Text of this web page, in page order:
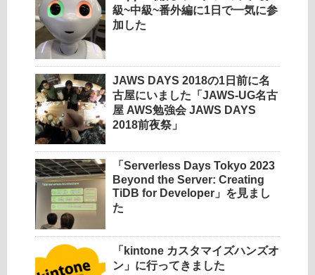
級~中級~番外編に1日で一気に参
加した
JAWS DAYS 2018の1日前に名
古屋にいました「JAWS-UG名古
屋 AWS勉強会 JAWS DAYS
2018前夜祭」
「Serverless Days Tokyo 2023
Beyond the Server: Creating
TiDB for Developer」を見まし
た
「kintone カスタマイズハンズオ
ン」に行ってきました